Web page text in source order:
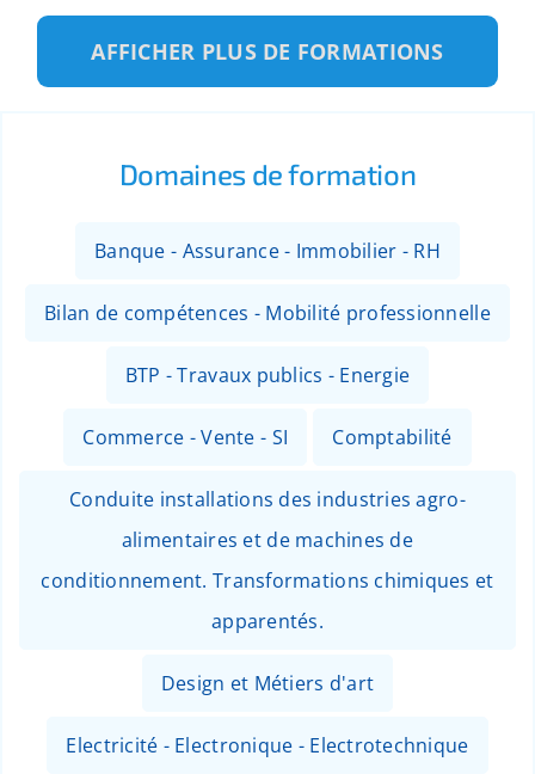
AFFICHER PLUS DE FORMATIONS
Domaines de formation
Banque - Assurance - Immobilier - RH
Bilan de compétences - Mobilité professionnelle
BTP - Travaux publics - Energie
Commerce - Vente - SI Comptabilité
Conduite installations des industries agro-
alimentaires et de machines de
conditionnement. Transformations chimiques et
apparentés.
Design et Métiers d'art
Electricité - Electronique - Electrotechnique